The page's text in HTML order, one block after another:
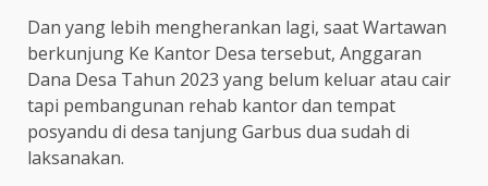
Dan yang lebih mengherankan lagi, saat Wartawan
berkunjung Ke Kantor Desa tersebut, Anggaran
Dana Desa Tahun 2023 yang belum keluar atau cair
tapi pembangunan rehab kantor dan tempat
posyandu di desa tanjung Garbus dua sudah di
laksanakan.